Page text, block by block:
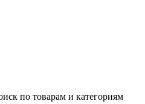
по товарам и категориям